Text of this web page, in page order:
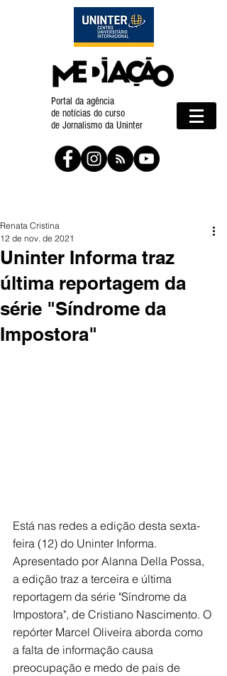
Portal da agência
de notícias do curso
de Jornalismo da Uninter
Uninter Informa traz
última reportagem da
série "Síndrome da
Impostora"
Renata Cristina
12 de nov. de 2021
Está nas redes a edição desta sexta-
feira (12) do Uninter Informa.
Apresentado por Alanna Della Possa,
a edição traz a terceira e última
reportagem da série "Síndrome da
Impostora", de Cristiano Nascimento. O
repórter Marcel Oliveira aborda como
a falta de informação causa
preocupação e medo de pais de